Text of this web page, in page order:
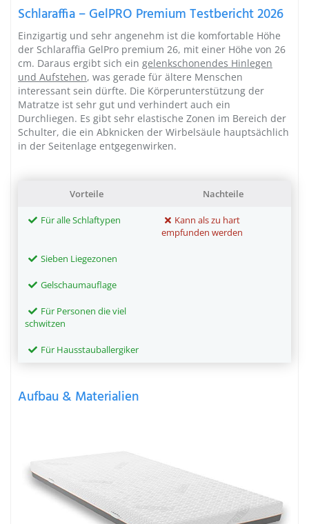
Schlaraffia – GelPRO Premium Testbericht 2026
Einzigartig und sehr angenehm ist die komfortable Höhe
der Schlaraffia GelPro premium 26, mit einer Höhe von 26
cm. Daraus ergibt sich ein gelenkschonendes Hinlegen
und Aufstehen, was gerade für ältere Menschen
interessant sein dürfte. Die Körperunterstützung der
Matratze ist sehr gut und verhindert auch ein
Durchliegen. Es gibt sehr elastische Zonen im Bereich der
Schulter, die ein Abknicken der Wirbelsäule hauptsächlich
in der Seitenlage entgegenwirken.
Vorteile Nachteile
Für alle Schlaftypen
Kann als zu hart
empfunden werden
Sieben Liegezonen
Gelschaumauflage
Für Personen die viel
schwitzen
Für Hausstauballergiker
Aufbau & Materialien